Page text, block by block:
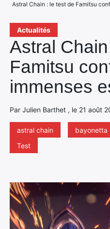
Actualités
Astral
Famitsu
immenses
Par Julien Barthet , le 21 août
astral chain bayonetta
Test
Astral Chain : le test de Famitsu